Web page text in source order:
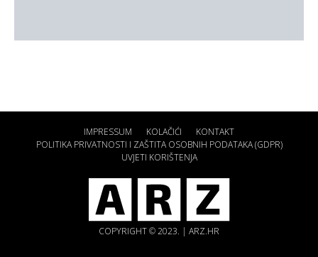
IMPRESSUM KOLAČIĆI
KONTAKT
POLITIKA PRIVATNOSTI I ZAŠTITA OSOBNIH PODATAKA (GDPR)
UVJETI KORIŠTENJA
COPYRIGHT © 2023. | ARZ.HR